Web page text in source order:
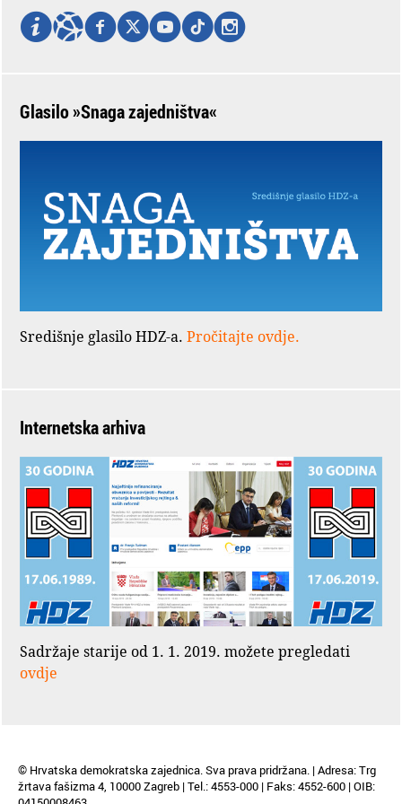
Glasilo »Snaga zajedništva«
Središnje glasilo HDZ-a. Pročitajte ovdje.
Internetska arhiva
Sadržaje starije od 1. 1. 2019. možete pregledati
ovdje
© Hrvatska demokratska zajednica. Sva prava pridržana. | Adresa: Trg
žrtava fašizma 4, 10000 Zagreb | Tel.: 4553-000 | Faks: 4552-600 | OIB: